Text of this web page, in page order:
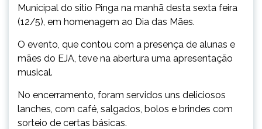
Municipal do sitio Pinga na manhã desta sexta feira
(12/5), em homenagem ao Dia das Mães.
O evento, que contou com a presença de alunas e
mães do EJA, teve na abertura uma apresentação
musical.
No encerramento, foram servidos uns deliciosos
lanches, com café, salgados, bolos e brindes com
sorteio de certas básicas.